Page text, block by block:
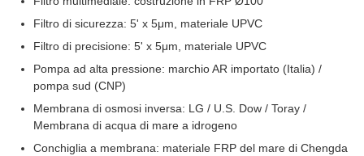
Filtro di sicurezza: 5' x 5μm, materiale UPVC
Filtro di precisione: 5' x 5μm, materiale UPVC
Pompa ad alta pressione: marchio AR importato (Italia) /
pompa sud (CNP)
Membrana di osmosi inversa: LG / U.S. Dow / Toray /
Membrana di acqua di mare a idrogeno
Conchiglia a membrana: materiale FRP del mare di Chengda